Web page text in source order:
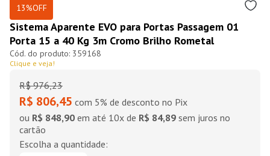
13%OFF
Sistema Aparente EVO para Portas Passagem 01
Porta 15 a 40 Kg 3m Cromo Brilho Rometal
359168
Clique e veja!
R$ 976,23
R$ 806,45 com 5% de desconto no Pix
ou R$ 848,90 em até 10x de R$ 84,89 sem juros no
cartão